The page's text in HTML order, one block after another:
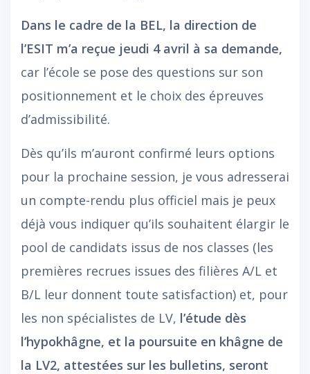
Dans le cadre de la BEL, la direction de
l’ESIT m’a reçue jeudi 4 avril à sa demande,
car l’école se pose des questions sur son
positionnement et le choix des épreuves
d’admissibilité.
Dès qu’ils m’auront confirmé leurs options
pour la prochaine session, je vous adresserai
un compte-rendu plus officiel mais je peux
déjà vous indiquer qu’ils souhaitent élargir le
pool de candidats issus de nos classes (les
premières recrues issues des filières A/L et
B/L leur donnent toute satisfaction) et, pour
les non spécialistes de LV, l’étude dès
l’hypokhâgne, et la poursuite en khâgne de
la LV2, attestées sur les bulletins, seront